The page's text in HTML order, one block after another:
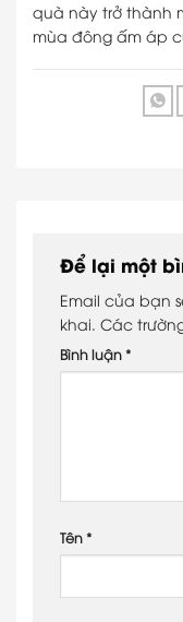
quà này trở thành
mùa đông ấm áp
Để lại một
Email của bạn
khai. Các
Bình luận *
Tên *